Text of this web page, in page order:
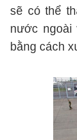
sẽ có thể
nước ngoài
bằng cách